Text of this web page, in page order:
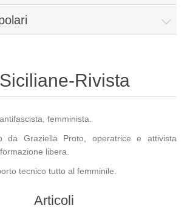
Rivista
femminista.
da Graziella Proto, operatrice e attivista
libera.
tecnico tutto al femminile.
Articoli